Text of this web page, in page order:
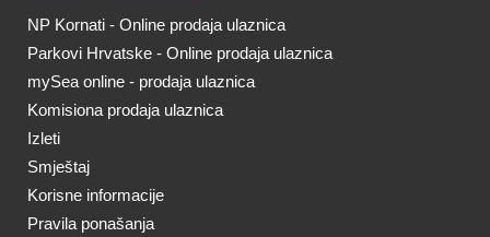
NP Kornati - Online prodaja ulaznica
Parkovi Hrvatske - Online prodaja ulaznica
mySea online - prodaja ulaznica
Komisiona prodaja ulaznica
Izleti
Smještaj
Korisne informacije
Pravila ponašanja